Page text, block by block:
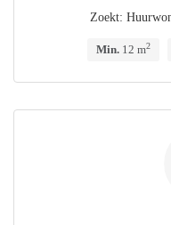
Zoekt:
Min.12 m2